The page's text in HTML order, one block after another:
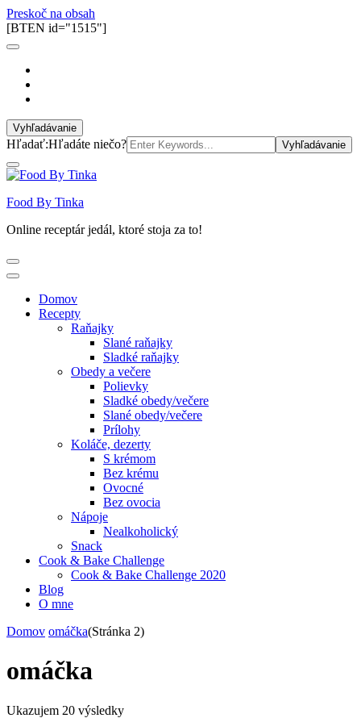
Preskoč na obsah
[BTEN id="1515"]
Vyhľadávanie
Hľadať:Hľadáte niečo?
Food By Tinka
Online receptár jedál, ktoré stoja za to!
Domov
Recepty
Raňajky
Slané raňajky
Sladké raňajky
Obedy a večere
Polievky
Sladké obedy/večere
Slané obedy/večere
Prílohy
Koláče, dezerty
S krémom
Bez krému
Ovocné
Bez ovocia
Nápoje
Nealkoholický
Snack
Cook & Bake Challenge
Cook & Bake Challenge 2020
Blog
O mne
Domov omáčka(Stránka 2)
omáčka
Ukazujem 20 výsledky